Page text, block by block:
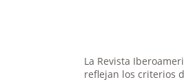
La Revista
reflejan los criterios